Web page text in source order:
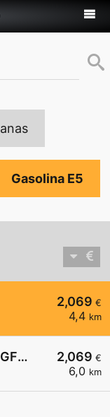
Gasolina E5
2,069 €
4,4 km
2,069 €
6,0 km
JET POTSDAM ZUM KIRCHSTEIGFELD 3